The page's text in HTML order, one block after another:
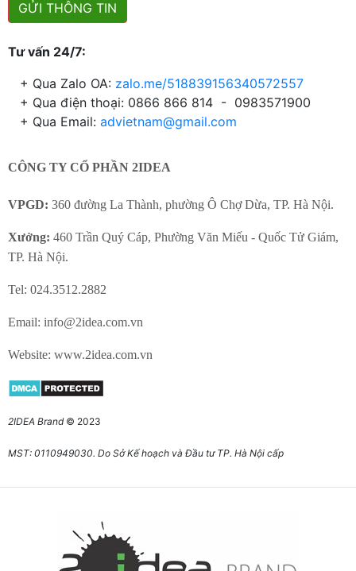
GỬI THÔNG TIN
Tư vấn 24/7:
+ Qua Zalo OA: zalo.me/518839156340572557
+ Qua điện thoại: 0866 866 814 - 0983571900
+ Qua Email: advietnam@gmail.com
CÔNG TY CỔ PHẦN 2IDEA
VPGD: 360 đường La Thành, phường Ô Chợ Dừa, TP. Hà Nội.
Xưởng: 460 Trần Quý Cáp, Phường Văn Miếu - Quốc Tử Giám,
TP. Hà Nội.
Tel: 024.3512.2882
Email: info@2idea.com.vn
Website: www.2idea.com.vn
2IDEA Brand© 2023
MST: 0110949030. Do Sở Kế hoạch và Đầu tư TP. Hà Nội cấp